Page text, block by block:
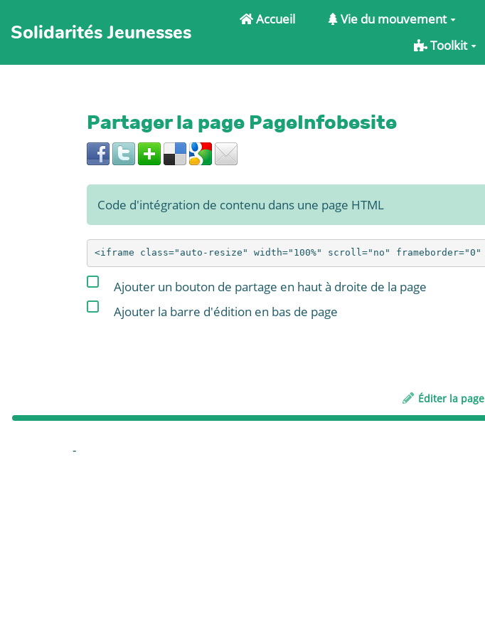
Solidarités Jeunesses
Accueil Vie du mouvement
Toolkit
Partager la page PageInfobesite
Code d'intégration de contenu dans une page HTML
Ajouter un bouton de partage en haut à droite de la page
Ajouter la barre d'édition en bas de page
Éditer la page
-